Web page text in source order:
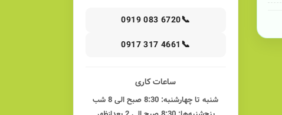
📞
0919 083 6720
📞
0917 317 4661
ساعات کاری
شنبه تا چهارشنبه: 8:30 صبح الی 8 شب